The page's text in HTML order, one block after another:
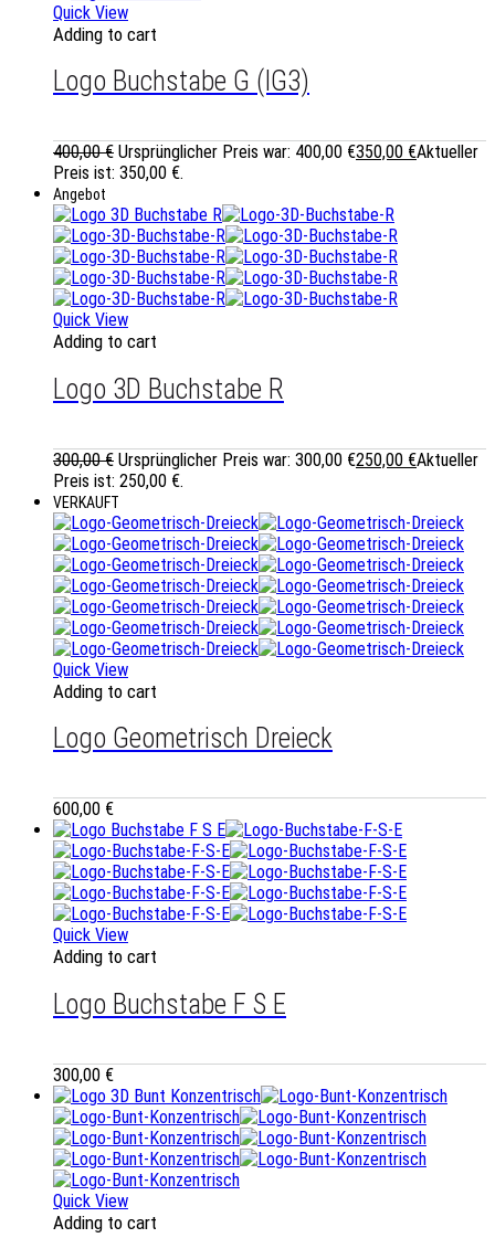
Quick View
Adding to cart
Logo Buchstabe G (IG3)
400,00€ Ursprünglicher Preis war: 400,00 €350,00 €Aktueller
Preis ist: 350,00 €.
Angebot
Quick View
Adding to cart
Logo 3D Buchstabe R
300,00€ Ursprünglicher Preis war: 300,00 €250,00 €Aktueller
Preis ist: 250,00 €.
VERKAUFT
Quick View
Adding to cart
Logo Geometrisch Dreieck
600,00 €
Quick View
Adding to cart
Logo Buchstabe F S E
300,00 €
Quick View
Adding to cart